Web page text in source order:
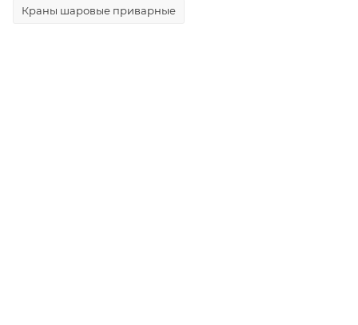
Краны шаровые приварные